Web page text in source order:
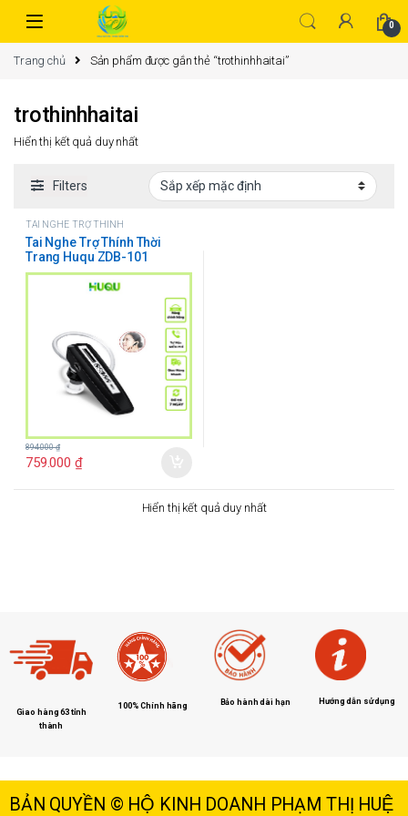
0
Trang chủ Sản phẩm được gắn thẻ “trothinhhaitai”
trothinhhaitai
Hiển thị kết quả duy nhất
Filters
TAI NGHE TRỢ THÍNH
Tai Nghe Trợ Thính Thời
Trang Huqu ZDB-101
759.000 ₫
894.000₫
Hiển thị kết quả duy nhất
Giao hàng 63 tỉnh
thành
100% Chính hãng Bảo hành dài hạn Hướng dẫn sử dụng
BẢN QUYỀN © HỘ KINH DOANH PHẠM THỊ HUỆ